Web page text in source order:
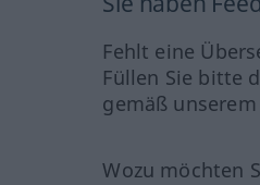
Fehlt eine
Füllen Sie bitte
gemäß
Wozu möchten